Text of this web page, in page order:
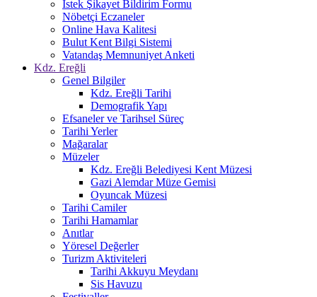
İstek Şikayet Bildirim Formu
Nöbetçi Eczaneler
Online Hava Kalitesi
Bulut Kent Bilgi Sistemi
Vatandaş Memnuniyet Anketi
Kdz. Ereğli
Genel Bilgiler
Kdz. Ereğli Tarihi
Demografik Yapı
Efsaneler ve Tarihsel Süreç
Tarihi Yerler
Mağaralar
Müzeler
Kdz. Ereğli Belediyesi Kent Müzesi
Gazi Alemdar Müze Gemisi
Oyuncak Müzesi
Tarihi Camiler
Tarihi Hamamlar
Anıtlar
Yöresel Değerler
Turizm Aktiviteleri
Tarihi Akkuyu Meydanı
Sis Havuzu